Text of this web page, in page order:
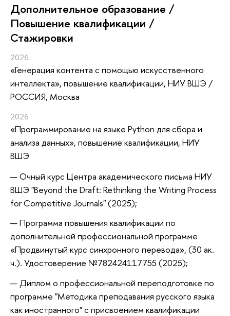
Дополнительное образование /
Повышение квалификации /
Стажировки
2026
«Генерация контента с помощью искусственного
интеллекта», повышение квалификации, НИУ ВШЭ /
РОССИЯ, Москва
2026
«Программирование на языке Python для сбора и
анализа данных», повышение квалификации, НИУ
ВШЭ
Очный курс Центра академического письма НИУ
ВШЭ "Beyond the Draft: Rethinking the Writing Process
for Competitive Journals" (2025);
Программа повышения квалификации по
дополнительной профессиональной программе
«Продвинутый курс синхронного перевода», (30 ак.
ч.). Удостоверение №782424117755 (2025);
Диплом о профессиональной переподготовке по
программе "Методика преподавания русского языка
как иностранного" с присвоением квалификации